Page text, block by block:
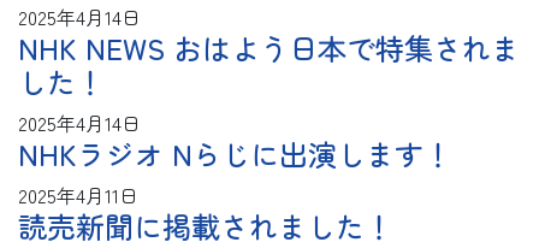
2025年4月14日
NHK NEWS おはよう日本で特集されま
した！
2025年4月14日
NHKラジオ Nらじに出演します！
2025年4月11日
読売新聞に掲載されました！